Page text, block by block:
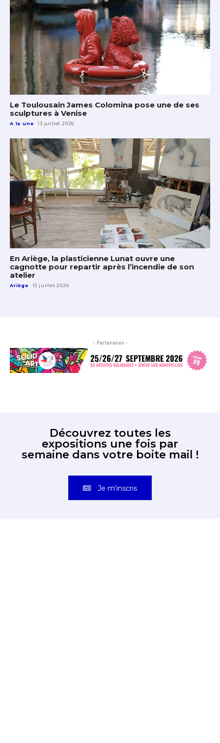
Le Toulousain James Colomina pose une de ses
sculptures à Venise
A la une 13 juillet 2026
En Ariège, la plasticienne Lunat ouvre une
cagnotte pour repartir après l’incendie de son
atelier
Ariège 13 juillet 2026
- Partenaires -
Découvrez toutes les
expositions une fois par
semaine dans votre boite mail !
Je m'inscris